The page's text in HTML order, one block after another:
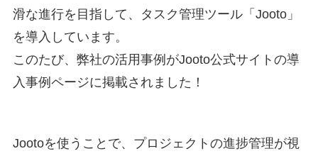
滑な進行を目指して、タスク管理ツール「Jooto」
を導入しています。
このたび、弊社の活用事例がJooto公式サイトの導
入事例ページに掲載されました！
Jootoを使うことで、プロジェクトの進捗管理が視